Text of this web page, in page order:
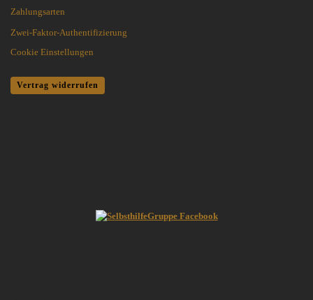
Zahlungsarten
Zwei-Faktor-Authentifizierung
Cookie Einstellungen
Vertrag widerrufen